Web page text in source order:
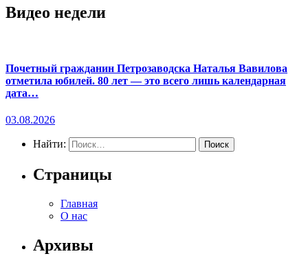
Видео недели
Почетный гражданин Петрозаводска Наталья Вавилова
отметила юбилей. 80 лет — это всего лишь календарная
дата…
03.08.2026
Найти:
Страницы
Главная
О нас
Архивы